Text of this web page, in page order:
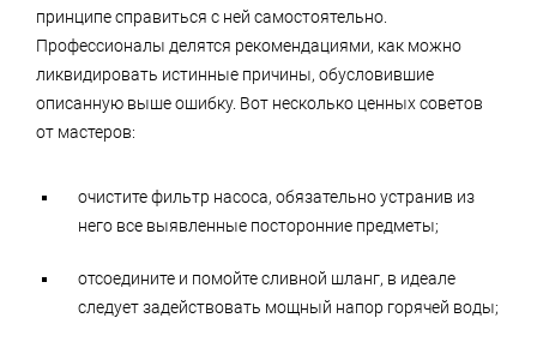
принципе справиться с ней самостоятельно.
Профессионалы делятся рекомендациями, как можно
ликвидировать истинные причины, обусловившие
описанную выше ошибку. Вот несколько ценных советов
от мастеров:
очистите фильтр насоса, обязательно устранив из
него все выявленные посторонние предметы;
отсоедините и помойте сливной шланг, в идеале
следует задействовать мощный напор горячей воды;